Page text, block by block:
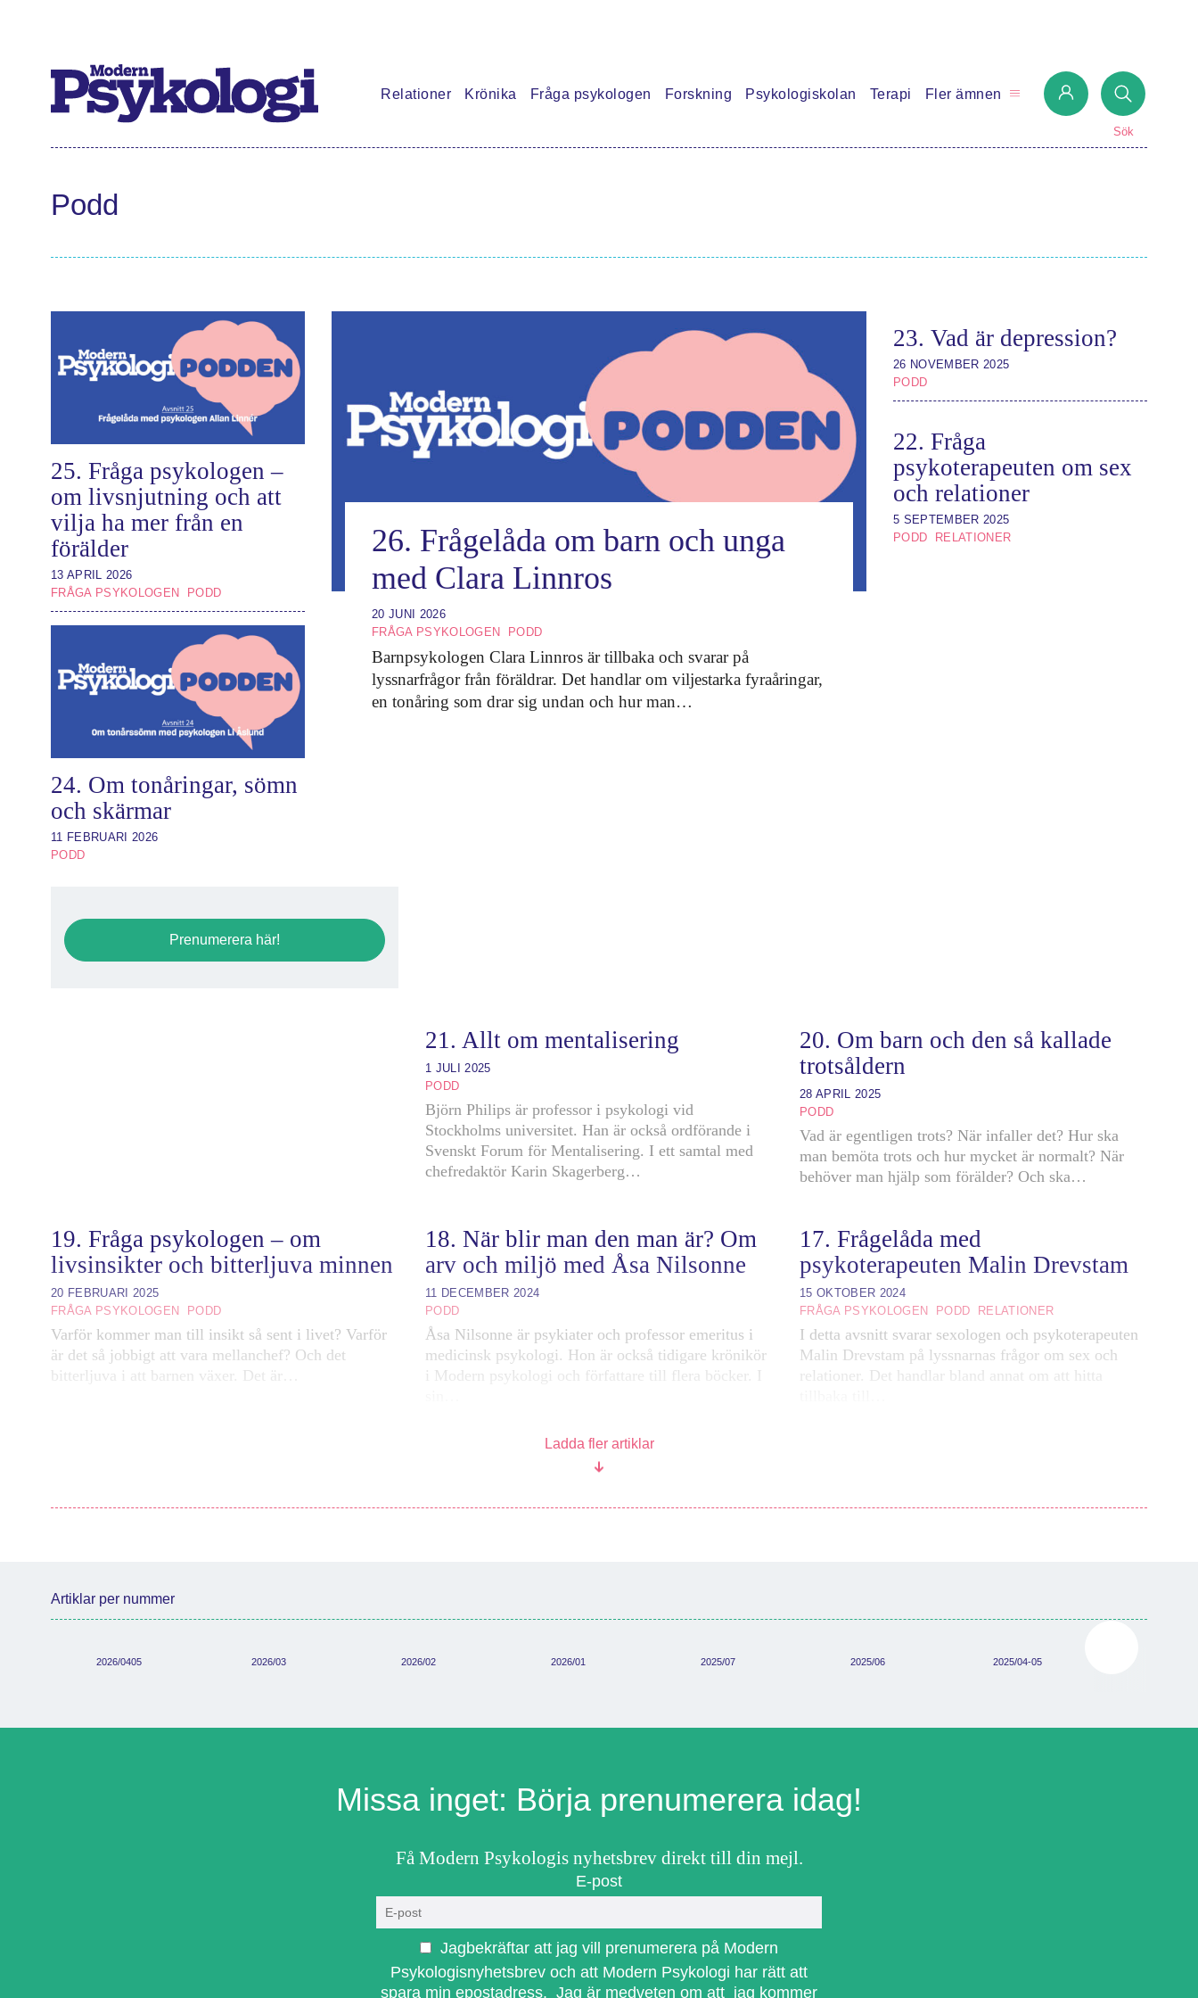
Relationer Krönika Fråga psykologen Forskning Psykologiskolan Terapi Fler ämnen
Sök
Prenumerera
Klassiska experiment
Hjärnan
Intervju
Steg för steg
Podd
26. Frågelåda om barn och unga
med Clara Linnros
20 JUNI 2026
FRÅGA PSYKOLOGEN
PODD
Barnpsykologen Clara Linnros är tillbaka och svarar på
lyssnarfrågor från föräldrar. Det handlar om viljestarka fyraåringar,
en tonåring som drar sig undan och hur man…
25. Fråga psykologen –
om livsnjutning och att
vilja ha mer från en
förälder
13 APRIL 2026
FRÅGA PSYKOLOGEN
PODD
24. Om tonåringar, sömn
och skärmar
11 FEBRUARI 2026
PODD
23. Vad är depression?
26 NOVEMBER 2025
PODD
22. Fråga
psykoterapeuten om sex
och relationer
5 SEPTEMBER 2025
PODD
RELATIONER
Prenumerera här!
21. Allt om mentalisering
1 JULI 2025
PODD
Björn Philips är professor i psykologi vid
Stockholms universitet. Han är också ordförande i
Svenskt Forum för Mentalisering. I ett samtal med
chefredaktör Karin Skagerberg…
20. Om barn och den så kallade
trotsåldern
28 APRIL 2025
PODD
Vad är egentligen trots? När infaller det? Hur ska
man bemöta trots och hur mycket är normalt? När
behöver man hjälp som förälder? Och ska…
19. Fråga psykologen – om
livsinsikter och bitterljuva minnen
20 FEBRUARI 2025
FRÅGA PSYKOLOGEN
PODD
Varför kommer man till insikt så sent i livet? Varför
är det så jobbigt att vara mellanchef? Och det
bitterljuva i att barnen växer. Det är…
18. När blir man den man är? Om
arv och miljö med Åsa Nilsonne
11 DECEMBER 2024
PODD
Åsa Nilsonne är psykiater och professor emeritus i
medicinsk psykologi. Hon är också tidigare krönikör
i Modern psykologi och författare till flera böcker. I
17. Frågelåda med
psykoterapeuten Malin Drevstam
15 OKTOBER 2024
FRÅGA PSYKOLOGEN
PODD RELATIONER
I detta avsnitt svarar sexologen och psykoterapeuten
Malin Drevstam på lyssnarnas frågor om sex och
relationer. Det handlar bland annat om att hitta
Ladda fler artiklar
Artiklar per nummer
2026/0405 2026/03 2026/02 2026/01 2025/07 2025/06 2025/04-05
Missa inget: Börja prenumerera idag!
Få Modern Psykologis nyhetsbrev direkt till din mejl.
E-post
Jagbekräftar att jag vill prenumerera på Modern
Psykologisnyhetsbrev och att Modern Psykologi har rätt att
spara min epostadress. Jag är medveten om att jag kommer